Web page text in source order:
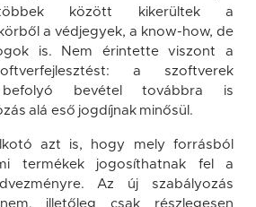
között kikerültek a
a védjegyek, a know-how, de
is. Nem érintette viszont a
a szoftverek
befolyó bevétel továbbra is
alá eső jogdíjnak minősül.
azt is, hogy mely forrásból
termékek jogosíthatnak fel a
Az új szabályozás
illetőleg csak részlegesen